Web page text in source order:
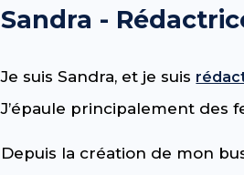
Sandra -
Je suis Sandra, et je suis
J’épaule principalement des
Depuis la création de mon